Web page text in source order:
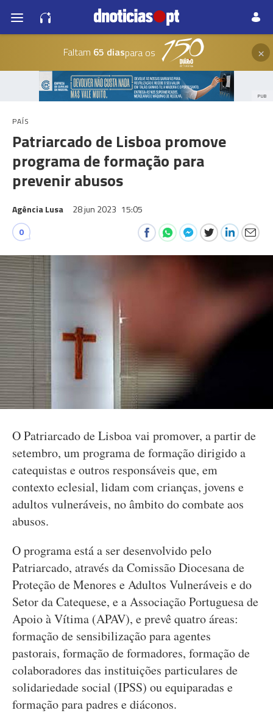
Faltam 65 diaspara os ×
PUB
PAÍS
Patriarcado de Lisboa promove
programa de formação para
prevenir abusos
Agência Lusa 28 jun 2023 15:05
0
O Patriarcado de Lisboa vai promover, a partir de
setembro, um programa de formação dirigido a
catequistas e outros responsáveis que, em
contexto eclesial, lidam com crianças, jovens e
adultos vulneráveis, no âmbito do combate aos
abusos.
O programa está a ser desenvolvido pelo
Patriarcado, através da Comissão Diocesana de
Proteção de Menores e Adultos Vulneráveis e do
Setor da Catequese, e a Associação Portuguesa de
Apoio à Vítima (APAV), e prevê quatro áreas:
formação de sensibilização para agentes
pastorais, formação de formadores, formação de
colaboradores das instituições particulares de
solidariedade social (IPSS) ou equiparadas e
formação para padres e diáconos.